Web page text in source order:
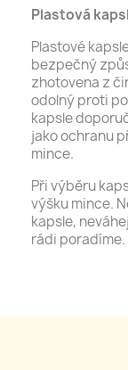
Plastová
Plastové
bezpečný
zhotovena z
odolný proti
kapsle
jako ochranu
mince.
Při výběru
výšku mince.
kapsle,
rádi poradíme.